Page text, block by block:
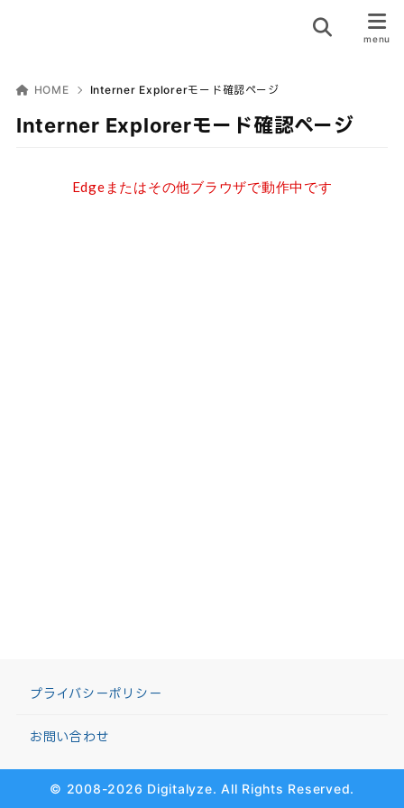
HOME Interner Explorerモード確認ページ
Interner Explorerモード確認ページ
Edgeまたはその他ブラウザで動作中です
プライバシーポリシー
お問い合わせ
© 2008-2026 Digitalyze. All Rights Reserved.